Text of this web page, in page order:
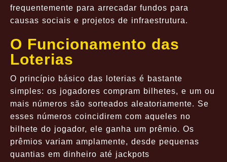
frequentemente para arrecadar fundos para
causas sociais e projetos de infraestrutura.
O Funcionamento das
Loterias
O princípio básico das loterias é bastante
simples: os jogadores compram bilhetes, e um ou
mais números são sorteados aleatoriamente. Se
esses números coincidirem com aqueles no
bilhete do jogador, ele ganha um prêmio. Os
prêmios variam amplamente, desde pequenas
quantias em dinheiro até jackpots